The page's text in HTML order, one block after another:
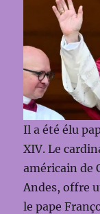
Il a été élu
XIV. Le
américain de
Andes, offre
le pape